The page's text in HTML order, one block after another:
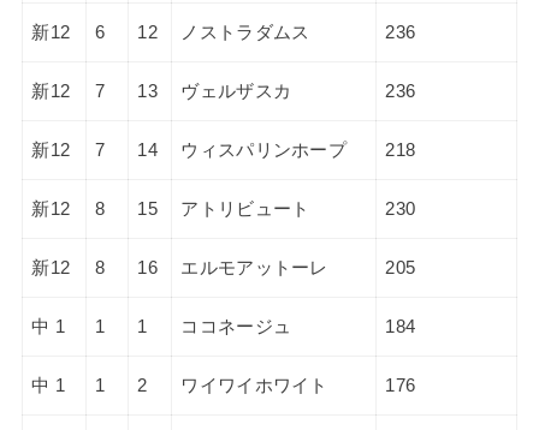
新12 6 12 ノストラダムス 236
新12 7 13 ヴェルザスカ 236
新12 7 14 ウィスパリンホープ 218
新12 8 15 アトリビュート 230
新12 8 16 エルモアットーレ 205
中 1 1 1 ココネージュ 184
中 1 1 2 ワイワイホワイト 176